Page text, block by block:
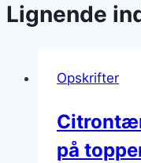
Lignende
Opskrifter
på